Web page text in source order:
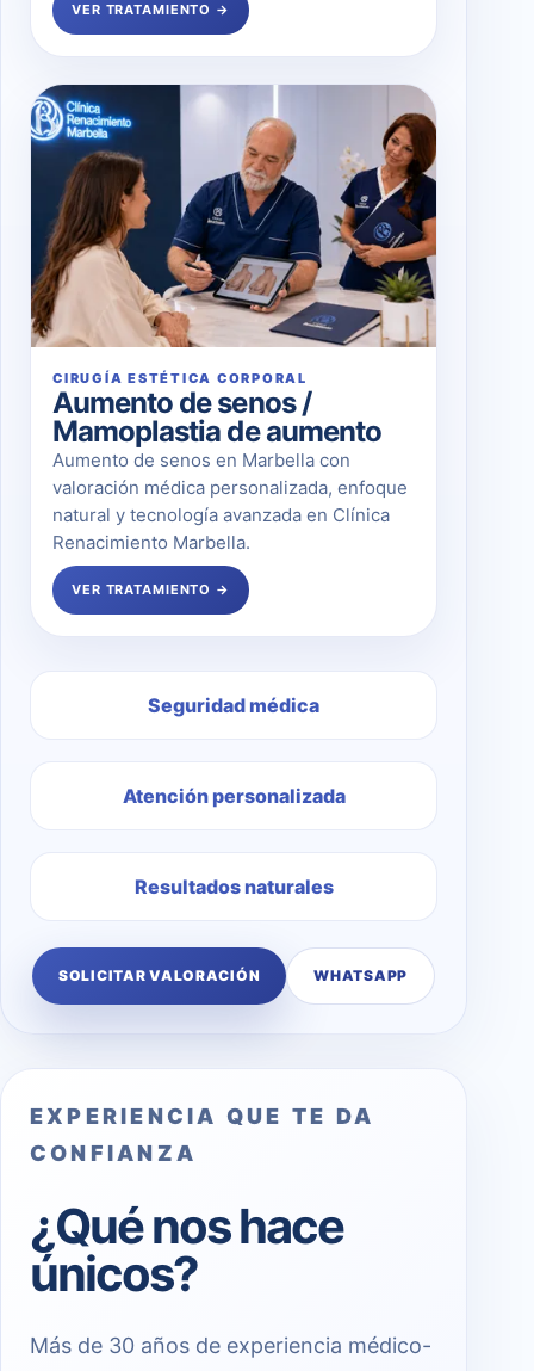
VER TRATAMIENTO →
CIRUGÍA ESTÉTICA CORPORAL
Aumento de senos /
Mamoplastia de aumento
Aumento de senos en Marbella con
valoración médica personalizada, enfoque
natural y tecnología avanzada en Clínica
Renacimiento Marbella.
VER TRATAMIENTO →
Seguridad médica
Atención personalizada
Resultados naturales
SOLICITAR VALORACIÓN WHATSAPP
EXPERIENCIA QUE TE DA
CONFIANZA
¿Qué nos hace
únicos?
Más de 30 años de experiencia médico-